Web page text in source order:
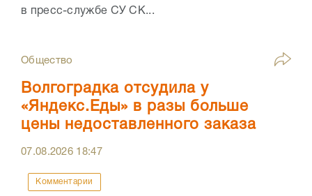
в пресс-службе СУ СК...
Общество
Волгоградка отсудила у
«Яндекс.Еды» в разы больше
цены недоставленного заказа
07.08.2026 18:47
Комментарии